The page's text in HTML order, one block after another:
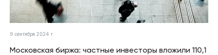
9 сентября 2024 г.
Московская биржа: частные инвесторы вложили 110,1